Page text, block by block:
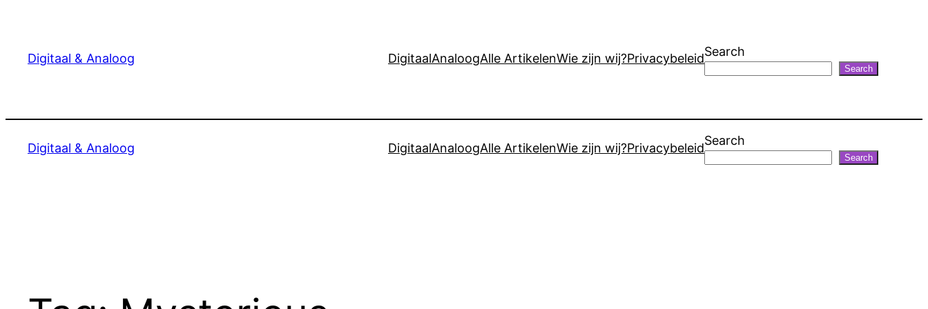
Digitaal & Analoog DigitaalAnaloogAlle ArtikelenWie zijn wij?PrivacybeleidSearch
Search
Digitaal & Analoog DigitaalAnaloogAlle ArtikelenWie zijn wij?PrivacybeleidSearch
Search